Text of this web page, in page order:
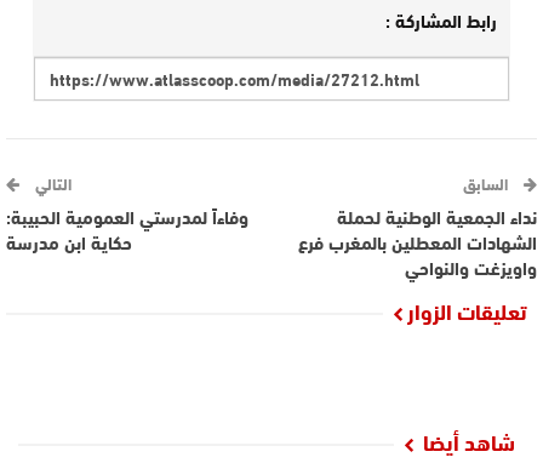
رابط المشاركة :
السابق
نداء الجمعية الوطنية لحملة
الشهادات المعطلين بالمغرب فرع
واويزغت والنواحي‎
التالي
وفاءاً لمدرستي العمومية الحبيبة:
حكاية ابن مدرسة
تعليقات الزوار
شاهد أيضا